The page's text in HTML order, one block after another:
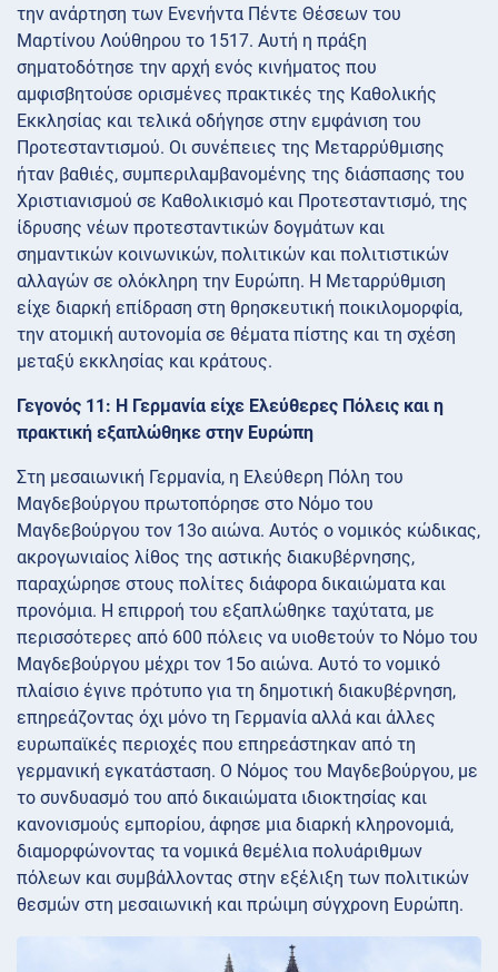
την ανάρτηση των Ενενήντα Πέντε Θέσεων του
Μαρτίνου Λούθηρου το 1517. Αυτή η πράξη
σηματοδότησε την αρχή ενός κινήματος που
αμφισβητούσε ορισμένες πρακτικές της Καθολικής
Εκκλησίας και τελικά οδήγησε στην εμφάνιση του
Προτεσταντισμού. Οι συνέπειες της Μεταρρύθμισης
ήταν βαθιές, συμπεριλαμβανομένης της διάσπασης του
Χριστιανισμού σε Καθολικισμό και Προτεσταντισμό, της
ίδρυσης νέων προτεσταντικών δογμάτων και
σημαντικών κοινωνικών, πολιτικών και πολιτιστικών
αλλαγών σε ολόκληρη την Ευρώπη. Η Μεταρρύθμιση
είχε διαρκή επίδραση στη θρησκευτική ποικιλομορφία,
την ατομική αυτονομία σε θέματα πίστης και τη σχέση
μεταξύ εκκλησίας και κράτους.
Γεγονός 11: Η Γερμανία είχε Ελεύθερες Πόλεις και η
πρακτική εξαπλώθηκε στην Ευρώπη
Στη μεσαιωνική Γερμανία, η Ελεύθερη Πόλη του
Μαγδεβούργου πρωτοπόρησε στο Νόμο του
Μαγδεβούργου τον 13ο αιώνα. Αυτός ο νομικός κώδικας,
ακρογωνιαίος λίθος της αστικής διακυβέρνησης,
παραχώρησε στους πολίτες διάφορα δικαιώματα και
προνόμια. Η επιρροή του εξαπλώθηκε ταχύτατα, με
περισσότερες από 600 πόλεις να υιοθετούν το Νόμο του
Μαγδεβούργου μέχρι τον 15ο αιώνα. Αυτό το νομικό
πλαίσιο έγινε πρότυπο για τη δημοτική διακυβέρνηση,
επηρεάζοντας όχι μόνο τη Γερμανία αλλά και άλλες
ευρωπαϊκές περιοχές που επηρεάστηκαν από τη
γερμανική εγκατάσταση. Ο Νόμος του Μαγδεβούργου, με
το συνδυασμό του από δικαιώματα ιδιοκτησίας και
κανονισμούς εμπορίου, άφησε μια διαρκή κληρονομιά,
διαμορφώνοντας τα νομικά θεμέλια πολυάριθμων
πόλεων και συμβάλλοντας στην εξέλιξη των πολιτικών
θεσμών στη μεσαιωνική και πρώιμη σύγχρονη Ευρώπη.